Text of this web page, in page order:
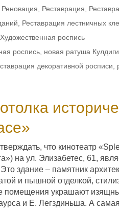
Реновация, Реставрация,
, Реставрация лестничных
Художественная роспись
роспись, новая ратуша Кулдиги
декоративной росписи,
что кинотеатр
на ул. Элизабетес, 61,
здание – памятник
и пышной отделкой,
помещения украшают
и Е. Легздиньша. А